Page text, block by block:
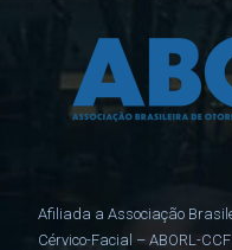
Afiliada a Associação
Cérvico-Facial – ABORL-CCF